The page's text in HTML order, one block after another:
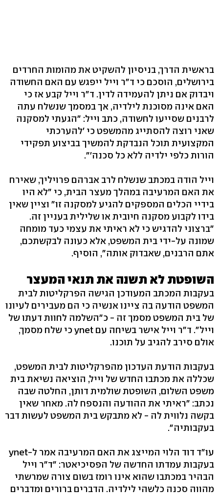
בראשית הדרך, בניסיון להשקיט את מהומות החרדים
בירושלים, הוסכם כי ד"ר וייל ייפגש עם האם החשודה
ויבדוק אם ניתן להעמידה לדין. ד"ר וייל קבע אז כי
האם אינה מסוכנת לילדיה, אך במסמך שנשלח עתה
לרבנים שסייעו לחשודה, כתב וייל: "הגעתי למסקנה
שאני רוצה להסתייג מהמשפט כי 'להערכתי
המקצועית תוכל הנבדקת להמשיך בביצוע תפקידי
הורות כלפי ילדיה ללא כל סכנה'".
וייל הודה במכתב שנשלח לרב אברהם פרויליך, שאירח
את האם המרעיבה במהלך מעצר הבית, כי "לא היו
בידיי הכלים המספקים להגיע למסקנה זו" וציין שאין
בידו לקבוע מסקנה חיובית או שלילית בעניין זה.
"ברצוני להדגיש כי לא ראיתי את עצמי כעד מומחה
שמונה על-ידי בית המשפט, אלא כעונה לבקשתכם,
אתם הרבנים, שאבדוק אותה", הוסיף.
השופטת לא תשנה את תנאי המעצר
בעקבות המכתב המעודכן הגישה הפרקליטות לבית
המשפט הודעה בה ציינו אנשיה כי הם מעבירים לעיונו
של בית המשפט מסמך זה - כ"השלמה לחוות דעתו של
וייל". ד"ר וייל אישר בשיחה עם ynet כי שלח מסמך,
אולם סירב להגיב על תוכנו.
בעקבות הודעת העדכון מהפרקליטות לבית המשפט,
שכללה את מכתבו החדש של וייל, הוציאה נשיאת בית
משפט השלום, השופטת שולמית דותן, החלטה שבה
נכתב: "ראיתי את ההודעה והנספח לה. מאחר שאין
בקשה נלווית לה - לא מתבקש בית המשפט לעשות דבר
בעקבותיה".
עו"ד דוד הלוי המייצג את האם המרעיבה אמר ל-ynet
בעקבות עמדתו החדשה של הפסיכיאטר: "ד"ר וייל
הבהיר במכתבו שהוא אינו רומז בשום צורה שמרשתי
מהווה סכנה כלשהי לילדיה. הדברים ברורים ומדברים